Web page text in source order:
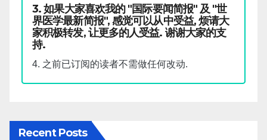
3. 如果大家喜欢我的 "国际要闻简报" 及 "世
界医学最新简报", 感觉可以从中受益, 烦请大
家积极转发, 让更多的人受益. 谢谢大家的支
持.
4. 之前已订阅的读者不需做任何改动.
Recent Posts